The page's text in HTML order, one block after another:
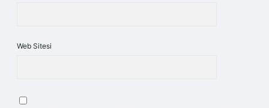
Web Sitesi